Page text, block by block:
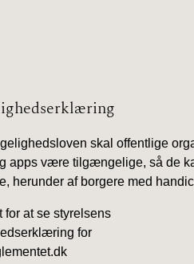
skal offentlige
apps være tilgængelige, så de
herunder af borgere med
for at se styrelsens
for